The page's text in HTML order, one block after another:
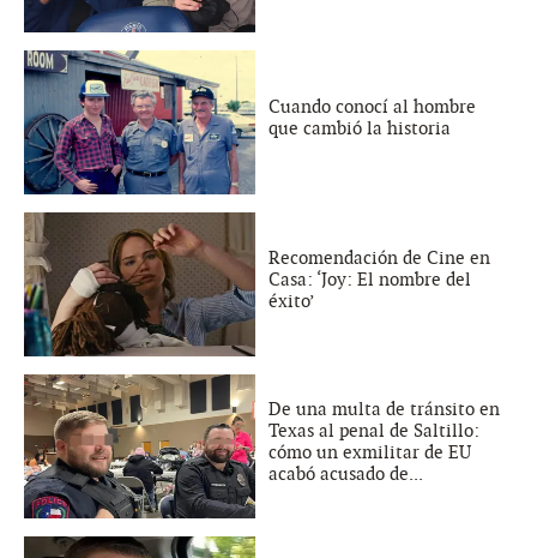
Cuando conocí al hombre
que cambió la historia
Recomendación de Cine en
Casa: ‘Joy: El nombre del
éxito’
De una multa de tránsito en
Texas al penal de Saltillo:
cómo un exmilitar de EU
acabó acusado de...